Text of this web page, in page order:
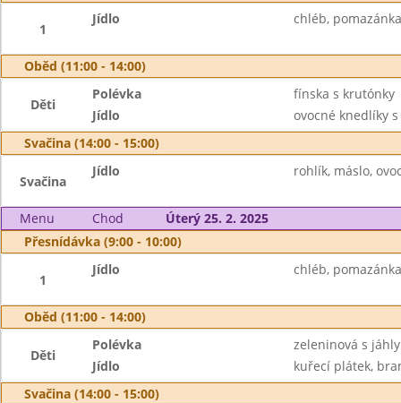
1
Jídlo chléb,
Oběd (11:00 - 14:00)
Děti
Polévka
fínska s krutónky
Jídlo
ovocné knedlíky
Svačina (14:00 - 15:00)
Svačina
Jídlo rohlík, máslo,
Menu Chod
Úterý 25. 2. 2025
Přesnídávka (9:00 - 10:00)
1
Jídlo chléb,
Oběd (11:00 - 14:00)
Děti
Polévka
zeleninová s jáhly
Jídlo
kuřecí plátek,
Svačina (14:00 - 15:00)